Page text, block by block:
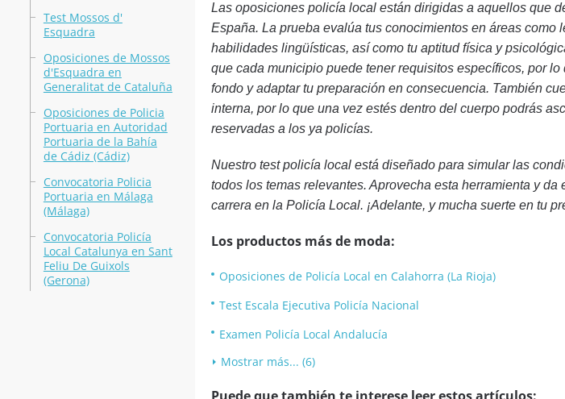
Test Mossos d'
Esquadra
Oposiciones de Mossos
d'Esquadra en
Generalitat de Cataluña
Oposiciones de Policia
Portuaria en Autoridad
Portuaria de la Bahía
de Cádiz (Cádiz)
Convocatoria Policia
Portuaria en Málaga
(Málaga)
Convocatoria Policía
Local Catalunya en Sant
Feliu De Guixols
(Gerona)
Las oposiciones policía local están dirigidas a aquellos que
España. La prueba evalúa tus conocimientos en áreas como
habilidades lingüísticas, así como tu aptitud física y
que cada municipio puede tener requisitos específicos, por
fondo y adaptar tu preparación en consecuencia. También
interna, por lo que una vez estés dentro del cuerpo podrás
reservadas a los ya policías.
Nuestro test policía local está diseñado para simular las
todos los temas relevantes. Aprovecha esta herramienta y da
carrera en la Policía Local. ¡Adelante, y mucha suerte en tu
Los productos más de moda:
Oposiciones de Policía Local en Calahorra (La Rioja)
Test Escala Ejecutiva Policía Nacional
Examen Policía Local Andalucía
Mostrar más... (6)